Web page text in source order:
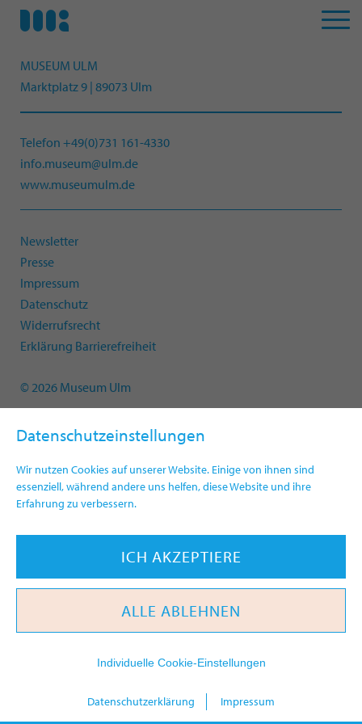
Datenschutzeinstellungen
Wir nutzen Cookies auf unserer Website. Einige von ihnen sind
essenziell, während andere uns helfen, diese Website und ihre
Erfahrung zu verbessern.
ICH AKZEPTIERE
ALLE ABLEHNEN
Individuelle Cookie-Einstellungen
Datenschutzerklärung Impressum
MUSEUM ULM
Marktplatz 9 | 89073 Ulm
Telefon +49(0)731 161-4330
info.museum@ulm.de
www.museumulm.de
Newsletter
Presse
Impressum
Datenschutz
Widerrufsrecht
Erklärung Barrierefreiheit
© 2026 Museum Ulm